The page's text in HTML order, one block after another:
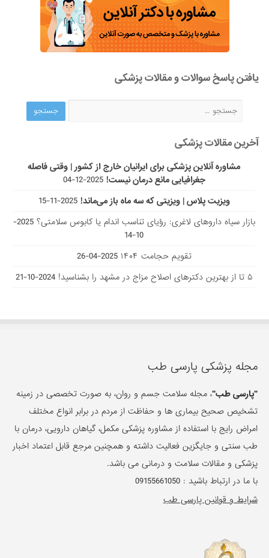
یافتن پاسخ سوالات و مقالات پزشکی
آخرین مقالات پزشکی
مشاوره آنلاین پزشکی برای ایرانیان خارج از کشور | وقتی فاصله
جغرافیایی مانع درمان نیست! 2025-12-04
ویزیت پلاس | ویزیتی که سه ماه باز می‌ماند! 2025-11-15
بازار سیاه داروهای لاغری: رؤیای تناسب اندام یا کابوس سلامتی؟
2025-
10-14
تقویم حجامت ۱۴۰۴
2025-04-26
۵ تا از بهترین دکتر‌های اصلاح مزاج در مشهد را بشناسید!
2024-10-21
مجله پزشکی پارسی طب
"پارسی طب"، مجله سلامت جسم و روان، به صورت تخصصی در زمینه
تشخیص صحیح بیماری ها و حفاظت از مردم در برابر انواع مختلف
امراض رایج با استفاده از مشاوره پزشکی مکمل، گیاهان دارویی، درمان با
طب سنتی و جایگزین فعالیت داشته و همچنین مرجع قابل اعتماد اخبار
پزشکی و مقالات سلامت و درمانی می باشد.
با ما در ارتباط باشید :09155661050
شرایط و قوانین پارسی طب